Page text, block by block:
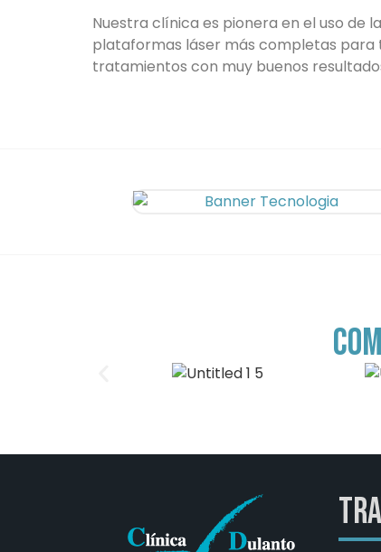
Nuestra clínica es pionera en el uso de
plataformas láser más completas para
tratamientos con muy buenos